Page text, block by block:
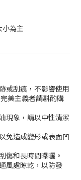
為主
或刮痕，不影響使用
美主義者請斟酌購
現象，請以中性清潔
免造成變形或表面凹
傷和長時間曝曬。
風處晾乾，以防發